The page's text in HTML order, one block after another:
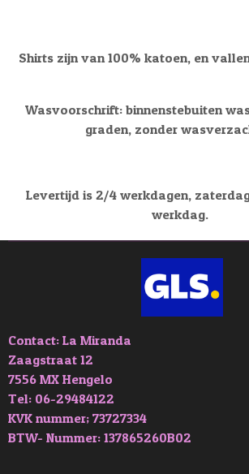
Shirts zijn van 100% katoen, en
Wasvoorschrift: binnenstebuiten
graden, zonder
Levertijd is 2/4 werkdagen,
werkdag.
Contact: La Miranda
Zaagstraat 12
7556 MX Hengelo
Tel: 06-29484122
KVK nummer; 73727334
BTW- Nummer: 137865260B02